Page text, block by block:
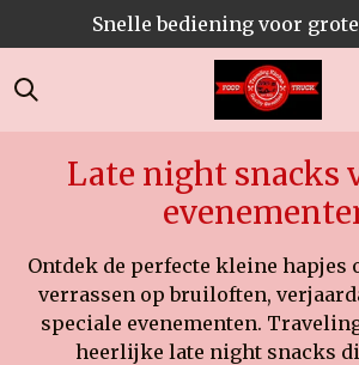
direct
naar
Snelle bediening voor
Late night snacks
Ontdek de perfecte kleine hapjes
verrassen op bruiloften,
speciale evenementen.
heerlijke late night snacks